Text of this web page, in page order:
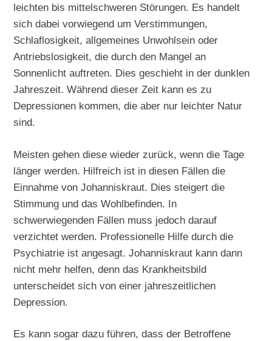
leichten bis mittelschweren Störungen. Es handelt
sich dabei vorwiegend um Verstimmungen,
Schlaflosigkeit, allgemeines Unwohlsein oder
Antriebslosigkeit, die durch den Mangel an
Sonnenlicht auftreten. Dies geschieht in der dunklen
Jahreszeit. Während dieser Zeit kann es zu
Depressionen kommen, die aber nur leichter Natur
sind.
Meisten gehen diese wieder zurück, wenn die Tage
länger werden. Hilfreich ist in diesen Fällen die
Einnahme von Johanniskraut. Dies steigert die
Stimmung und das Wohlbefinden. In
schwerwiegenden Fällen muss jedoch darauf
verzichtet werden. Professionelle Hilfe durch die
Psychiatrie ist angesagt. Johanniskraut kann dann
nicht mehr helfen, denn das Krankheitsbild
unterscheidet sich von einer jahreszeitlichen
Depression.
Es kann sogar dazu führen, dass der Betroffene